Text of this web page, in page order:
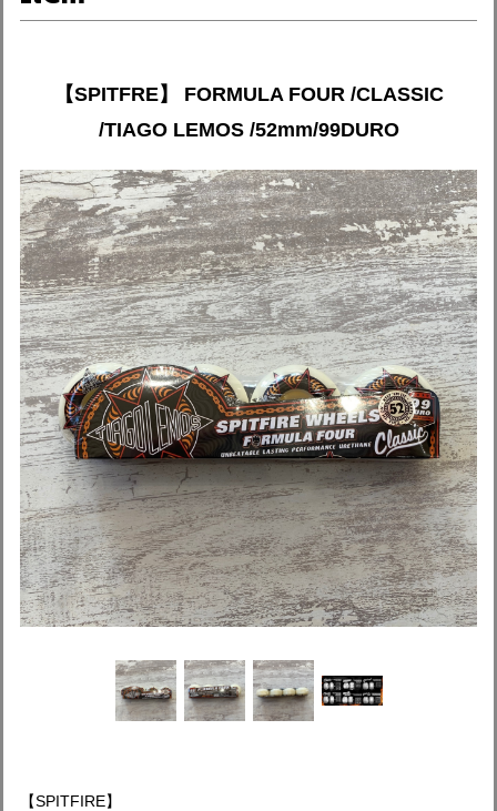
【SPITFRE】 FORMULA FOUR /CLASSIC
/TIAGO LEMOS /52mm/99DURO
【SPITFIRE】